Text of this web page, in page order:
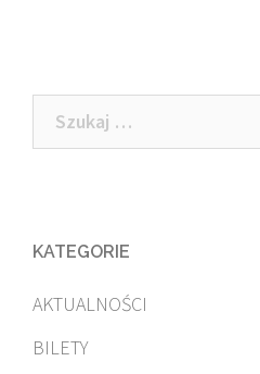
Szukaj:
KATEGORIE
AKTUALNOŚCI
BILETY